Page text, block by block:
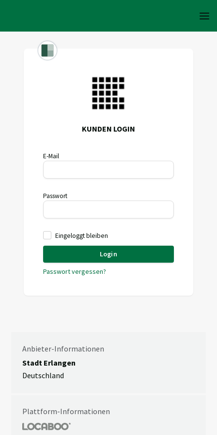
KUNDEN LOGIN
E-Mail
Passwort
Eingeloggt bleiben
Login
Passwort vergessen?
Anbieter-Informationen
Stadt Erlangen
Deutschland
Plattform-Informationen